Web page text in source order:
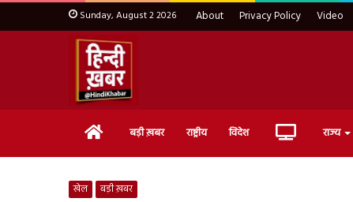
Sunday, August 2 2026 About Privacy Policy Video
Home बड़ी ख़बर राष्ट्रीय विदेश Live राज्य
खेल बड़ी ख़बर